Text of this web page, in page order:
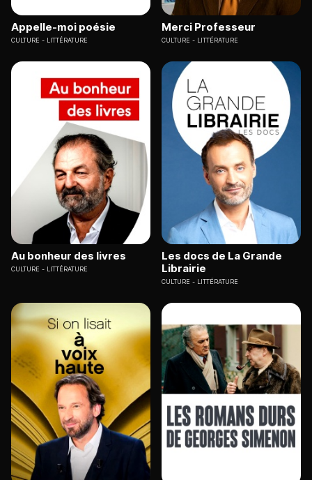
Appelle-moi poésie
CULTURE LITTÉRATURE
Merci Professeur
CULTURE LITTÉRATURE
Au bonheur des livres
CULTURE LITTÉRATURE
Les docs de La Grande
Librairie
CULTURE LITTÉRATURE